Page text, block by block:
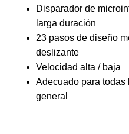
Disparador de
larga duración
23 pasos de diseño
deslizante
Velocidad alta / baja
Adecuado para
general